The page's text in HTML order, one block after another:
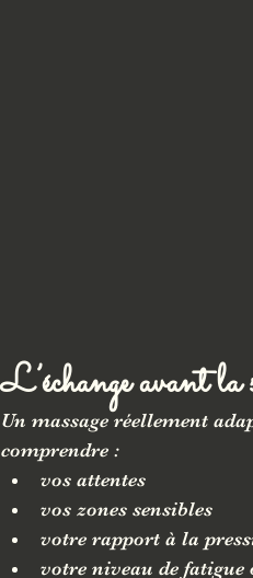
L’échange avant la
Un massage réellement
comprendre :
vos attentes
vos zones sensibles
votre rapport à la
votre niveau de fatigue